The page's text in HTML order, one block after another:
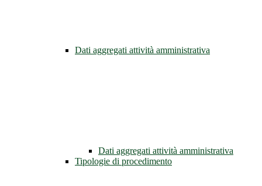
Dati aggregati attività amministrativa
Dati aggregati attività amministrativa
Tipologie di procedimento